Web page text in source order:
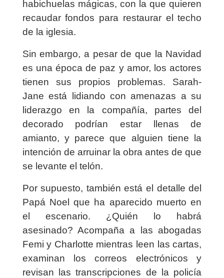
habichuelas mágicas, con la que quieren
recaudar fondos para restaurar el techo
de la iglesia.
Sin embargo, a pesar de que la Navidad
es una época de paz y amor, los actores
tienen sus propios problemas. Sarah-
Jane está lidiando con amenazas a su
liderazgo en la compañía, partes del
decorado podrían estar llenas de
amianto, y parece que alguien tiene la
intención de arruinar la obra antes de que
se levante el telón.
Por supuesto, también está el detalle del
Papá Noel que ha aparecido muerto en
el escenario. ¿Quién lo habrá
asesinado? Acompaña a las abogadas
Femi y Charlotte mientras leen las cartas,
examinan los correos electrónicos y
revisan las transcripciones de la policía